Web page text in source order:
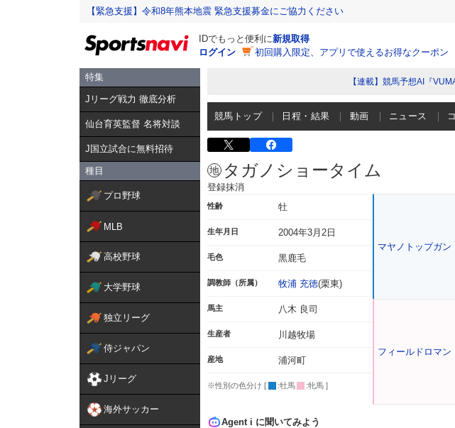
【緊急支援】令和8年熊本地震 緊急支援募金にご協力ください
IDでもっと便利に新規取得
ログイン
初回購入限定、アプリで使えるお得なクーポン
特集
Jリーグ戦力 徹底分析
仙台育英監督 名将対談
J国立試合に無料招待
種目
プロ野球
MLB
高校野球
大学野球
独立リーグ
侍ジャパン
Jリーグ
海外サッカー
【連載】競馬予想AI『
競馬トップ 日程・結果 動画 ニュース
タガノショータイム
登録抹消
性齢 牡
生年月日 2004年3月2日
毛色 黒鹿毛
調教師（所属） 牧浦 充徳(栗東)
馬主 八木 良司
生産者 川越牧場
産地 浦河町
※性別の色分け [ :牡馬 :牝馬 ]
マヤノトップガン
フィールドロマン
Agent i に聞いてみよう